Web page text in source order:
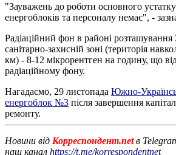
"Зауважень до роботи основного
енергоблоків та персоналу немає", -
Радіаційний фон в районі розташування
санітарно-захисній зоні (територія
км) - 8-12 мікрорентген на годину, що
радіаційному фону.
Нагадаємо, 29 листопада Южно-
енергоблок №3 після завершення
ремонту.
Новини від Корреспондент.netв
наш канал https://t.me/korrespondentnet